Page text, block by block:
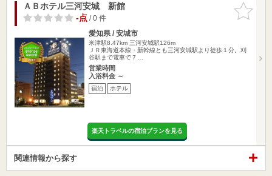
お気に入
りに追加
ＡＢホテル三河安城 新館
-点/ 0 件
愛知県 / 安城市
米津駅8.47km 三河安城駅126m
ＪＲ東海道本線・新幹線とも三河安城駅より徒歩１分。刈
谷駅まで電車で７…
営業時間
入浴料金 ～
宿泊 ホテル
楽天トラベルの宿泊プランを見る
関連情報から探す